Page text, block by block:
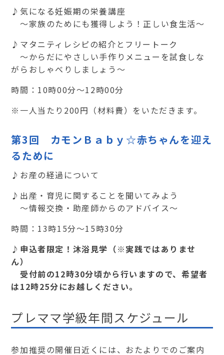
♪気になる妊娠期の栄養講座
～家族のためにも獲得しよう！正しい食生活～
♪マタニティレシピの紹介とフリートーク
～からだにやさしい手作りメニューを試食しな
がらおしゃべりしましょう～
時間：10時00分～12時00分
※一人当たり200円（材料費）をいただきます。
第3回 カモンＢａｂｙ☆赤ちゃんを迎え
るために
♪お産の経過について
♪出産・育児に関することを聞いてみよう
～情報交換・助産師からのアドバイス～
時間：13時15分～15時30分
♪申込者限定！沐浴見学（※実践ではありませ
ん）
受付前の12時30分頃から行いますので、希望者
は12時25分にお越しください。
プレママ学級年間スケジュール
参加推奨の開催日近くには、おたよりでのご案内